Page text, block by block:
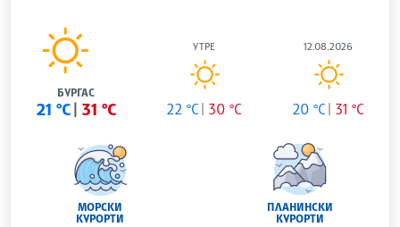
БУРГАС
21 °C 31 °C
УТРЕ
22 °C 30 °C
12.08.2026
20 °C 31 °C
МОРСКИ
КУРОРТИ
ПЛАНИНСКИ
КУРОРТИ